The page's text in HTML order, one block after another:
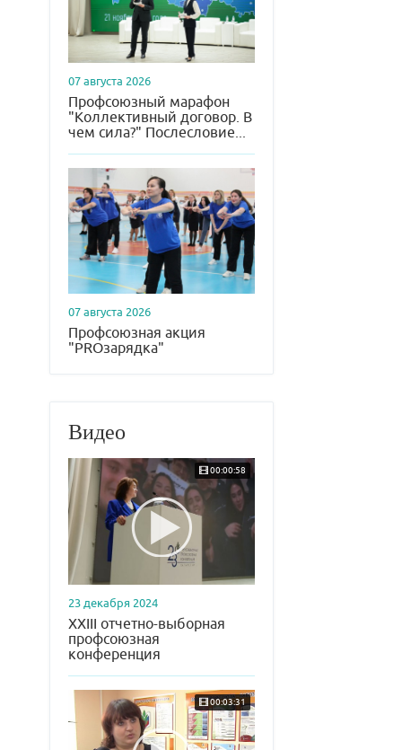
07 августа 2026
Профсоюзный марафон
"Коллективный договор. В
чем сила?" Послесловие...
07 августа 2026
Профсоюзная акция
"PROзарядка"
Видео
00:00:58
23 декабря 2024
XXIII отчетно-выборная
профсоюзная
конференция
00:03:31